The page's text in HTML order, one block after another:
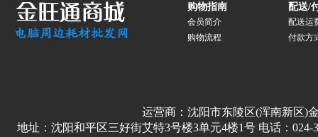
购物指南
会员简介
购物流程
配送/
配送运
付款方
运营商：沈阳市东陵区(浑南新区)
地址：沈阳和平区三好街艾特3号楼3单元4楼1号 电话：024-